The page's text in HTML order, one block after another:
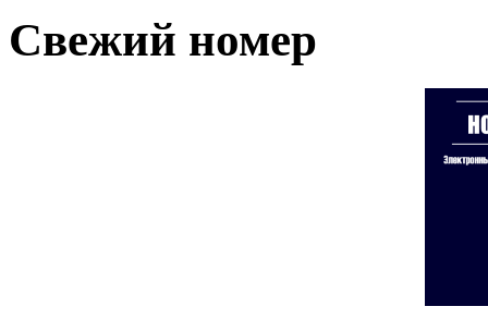
Свежий номер